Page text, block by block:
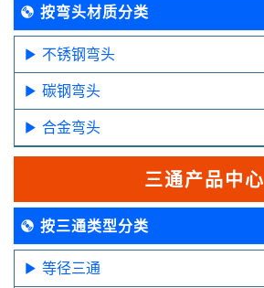
按弯头材质分类
不锈钢弯头
碳钢弯头
合金弯头
三通产品中心
按三通类型分类
等径三通